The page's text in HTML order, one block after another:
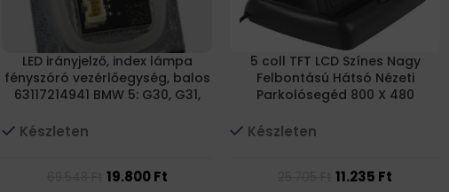
LED irányjelző, index lámpa
fényszóró vezérlőegység, balos
63117214941 BMW 5: G30, G31,
Készleten
19.800Ft
5 coll TFT LCD Színes Nagy
Felbontású Hátsó Nézeti
Parkolósegéd 800 X 480
Készleten
11.235 Ft